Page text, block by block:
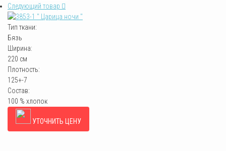
Следующий товар
Тип ткани:
Бязь
Ширина:
220 см
Плотность:
125+-7
Состав:
100 % хлопок
УТОЧНИТЬ ЦЕНУ